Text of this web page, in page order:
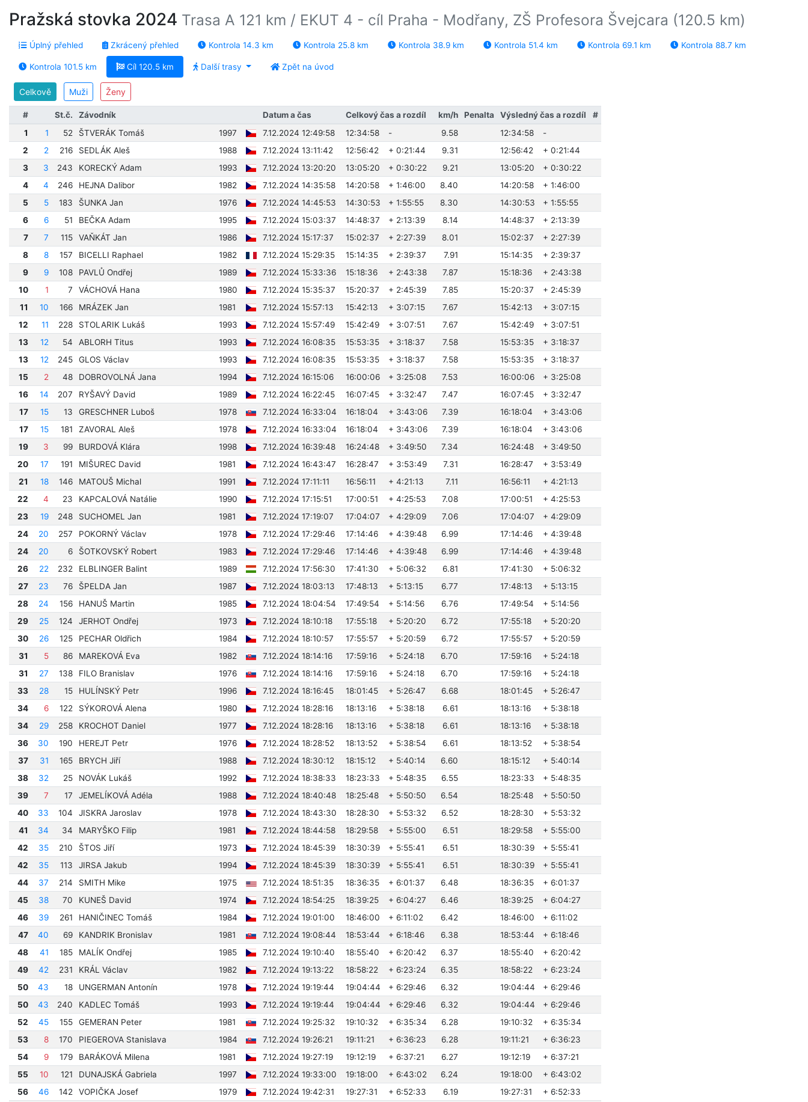
Pražská stovka 2024 Trasa A 121 km / EKUT 4 - cíl Praha - Modřany, ZŠ Profesora Švejcara (120.5 km)
Úplný přehled Zkrácený přehled Kontrola 14.3 km Kontrola 25.8 km Kontrola 38.9 km Kontrola 51.4 km Kontrola 69.1 km Kontrola 88.7 km
Kontrola 101.5 km Cíl 120.5 km Další trasy Zpět na úvod
Celkově Muži Ženy
# St.č. Závodník Datum a čas Celkový čas a rozdíl km/h Penalta Výsledný čas a rozdíl
#
1
1 52 ŠTVERÁK Tomáš 1997 7.12.2024 12:49:58 12:34:58 - 9.58 12:34:58
-
2
2 216 SEDLÁK Aleš 1988 7.12.2024 13:11:42 12:56:42 + 0:21:44 9.31 12:56:42
+ 0:21:44
3
3 243 KORECKÝ Adam 1993 7.12.2024 13:20:20 13:05:20 + 0:30:22 9.21 13:05:20
+ 0:30:22
4
4 246 HEJNA Dalibor 1982 7.12.2024 14:35:58 14:20:58 + 1:46:00 8.40 14:20:58
+ 1:46:00
5
5 183 ŠUNKA Jan 1976 7.12.2024 14:45:53 14:30:53 + 1:55:55 8.30 14:30:53
+ 1:55:55
6
6 51 BEČKA Adam 1995 7.12.2024 15:03:37 14:48:37 + 2:13:39 8.14 14:48:37
+ 2:13:39
7
7 115 VAŇKÁT Jan 1986 7.12.2024 15:17:37 15:02:37 + 2:27:39 8.01 15:02:37
+ 2:27:39
8
8 157 BICELLI Raphael 1982 7.12.2024 15:29:35 15:14:35 + 2:39:37 7.91 15:14:35
+ 2:39:37
9
9 108 PAVLŮ Ondřej 1989 7.12.2024 15:33:36 15:18:36 + 2:43:38 7.87 15:18:36
+ 2:43:38
10
1 7 VÁCHOVÁ Hana 1980 7.12.2024 15:35:37 15:20:37 + 2:45:39 7.85 15:20:37
+ 2:45:39
11
10 166 MRÁZEK Jan 1981 7.12.2024 15:57:13 15:42:13 + 3:07:15 7.67 15:42:13
+ 3:07:15
12
11 228 STOLARIK Lukáš 1993 7.12.2024 15:57:49 15:42:49 + 3:07:51 7.67 15:42:49
+ 3:07:51
13
12 54 ABLORH Titus 1993 7.12.2024 16:08:35 15:53:35 + 3:18:37 7.58 15:53:35
+ 3:18:37
13
12 245 GLOS Václav 1993 7.12.2024 16:08:35 15:53:35 + 3:18:37 7.58 15:53:35
+ 3:18:37
15
2 48 DOBROVOLNÁ Jana 1994 7.12.2024 16:15:06 16:00:06 + 3:25:08 7.53 16:00:06
+ 3:25:08
16
14 207 RYŠAVÝ David 1989 7.12.2024 16:22:45 16:07:45 + 3:32:47 7.47 16:07:45
+ 3:32:47
17
15 13 GRESCHNER Luboš 1978 7.12.2024 16:33:04 16:18:04 + 3:43:06 7.39 16:18:04
+ 3:43:06
17
15 181 ZAVORAL Aleš 1978 7.12.2024 16:33:04 16:18:04 + 3:43:06 7.39 16:18:04
+ 3:43:06
19
3 99 BURDOVÁ Klára 1998 7.12.2024 16:39:48 16:24:48 + 3:49:50 7.34 16:24:48
+ 3:49:50
20
17 191 MIŠUREC David 1981 7.12.2024 16:43:47 16:28:47 + 3:53:49 7.31 16:28:47
+ 3:53:49
21
18 146 MATOUŠ Michal 1991 7.12.2024 17:11:11 16:56:11 + 4:21:13 7.11 16:56:11
+ 4:21:13
22
4 23 KAPCALOVÁ Natálie 1990 7.12.2024 17:15:51 17:00:51 + 4:25:53 7.08 17:00:51
+ 4:25:53
23
19 248 SUCHOMEL Jan 1981 7.12.2024 17:19:07 17:04:07 + 4:29:09 7.06 17:04:07
+ 4:29:09
24
20 257 POKORNÝ Václav 1978 7.12.2024 17:29:46 17:14:46 + 4:39:48 6.99 17:14:46
+ 4:39:48
24
20 6 ŠOTKOVSKÝ Robert 1983 7.12.2024 17:29:46 17:14:46 + 4:39:48 6.99 17:14:46
+ 4:39:48
26
22 232 ELBLINGER Balint 1989 7.12.2024 17:56:30 17:41:30 + 5:06:32 6.81 17:41:30
+ 5:06:32
27
23 76 ŠPELDA Jan 1987 7.12.2024 18:03:13 17:48:13 + 5:13:15 6.77 17:48:13
+ 5:13:15
28
24 156 HANUŠ Martin 1985 7.12.2024 18:04:54 17:49:54 + 5:14:56 6.76 17:49:54
+ 5:14:56
29
25 124 JERHOT Ondřej 1973 7.12.2024 18:10:18 17:55:18 + 5:20:20 6.72 17:55:18
+ 5:20:20
30
26 125 PECHAR Oldřich 1984 7.12.2024 18:10:57 17:55:57 + 5:20:59 6.72 17:55:57
+ 5:20:59
31
5 86 MAREKOVÁ Eva 1982 7.12.2024 18:14:16 17:59:16 + 5:24:18 6.70 17:59:16
+ 5:24:18
31
27 138 FILO Branislav 1976 7.12.2024 18:14:16 17:59:16 + 5:24:18 6.70 17:59:16
+ 5:24:18
33
28 15 HULÍNSKÝ Petr 1996 7.12.2024 18:16:45 18:01:45 + 5:26:47 6.68 18:01:45
+ 5:26:47
34
6 122 SÝKOROVÁ Alena 1980 7.12.2024 18:28:16 18:13:16 + 5:38:18 6.61 18:13:16
+ 5:38:18
34
29 258 KROCHOT Daniel 1977 7.12.2024 18:28:16 18:13:16 + 5:38:18 6.61 18:13:16
+ 5:38:18
36
30 190 HEREJT Petr 1976 7.12.2024 18:28:52 18:13:52 + 5:38:54 6.61 18:13:52
+ 5:38:54
37
31 165 BRYCH Jiří 1988 7.12.2024 18:30:12 18:15:12 + 5:40:14 6.60 18:15:12
+ 5:40:14
38
32 25 NOVÁK Lukáš 1992 7.12.2024 18:38:33 18:23:33 + 5:48:35 6.55 18:23:33
+ 5:48:35
39
7 17 JEMELÍKOVÁ Adéla 1988 7.12.2024 18:40:48 18:25:48 + 5:50:50 6.54 18:25:48
+ 5:50:50
40
33 104 JISKRA Jaroslav 1978 7.12.2024 18:43:30 18:28:30 + 5:53:32 6.52 18:28:30
+ 5:53:32
41
34 34 MARYŠKO Filip 1981 7.12.2024 18:44:58 18:29:58 + 5:55:00 6.51 18:29:58
+ 5:55:00
42
35 210 ŠTOS Jiří 1973 7.12.2024 18:45:39 18:30:39 + 5:55:41 6.51 18:30:39
+ 5:55:41
42
35 113 JIRSA Jakub 1994 7.12.2024 18:45:39 18:30:39 + 5:55:41 6.51 18:30:39
+ 5:55:41
44
37 214 SMITH Mike 1975 7.12.2024 18:51:35 18:36:35 + 6:01:37 6.48 18:36:35
+ 6:01:37
45
38 70 KUNEŠ David 1974 7.12.2024 18:54:25 18:39:25 + 6:04:27 6.46 18:39:25
+ 6:04:27
46
39 261 HANIČINEC Tomáš 1984 7.12.2024 19:01:00 18:46:00 + 6:11:02 6.42 18:46:00
+ 6:11:02
47
40 69 KANDRIK Bronislav 1981 7.12.2024 19:08:44 18:53:44 + 6:18:46 6.38 18:53:44
+ 6:18:46
48
41 185 MALÍK Ondřej 1985 7.12.2024 19:10:40 18:55:40 + 6:20:42 6.37 18:55:40
+ 6:20:42
49
42 231 KRÁL Václav 1982 7.12.2024 19:13:22 18:58:22 + 6:23:24 6.35 18:58:22
+ 6:23:24
50
43 18 UNGERMAN Antonín 1978 7.12.2024 19:19:44 19:04:44 + 6:29:46 6.32 19:04:44
+ 6:29:46
50
43 240 KADLEC Tomáš 1993 7.12.2024 19:19:44 19:04:44 + 6:29:46 6.32 19:04:44
+ 6:29:46
52
45 155 GEMERAN Peter 1981 7.12.2024 19:25:32 19:10:32 + 6:35:34 6.28 19:10:32
+ 6:35:34
53
8 170 PIEGEROVA Stanislava 1984 7.12.2024 19:26:21 19:11:21 + 6:36:23 6.28 19:11:21
+ 6:36:23
54
9 179 BARÁKOVÁ Milena 1981 7.12.2024 19:27:19 19:12:19 + 6:37:21 6.27 19:12:19
+ 6:37:21
55
10 121 DUNAJSKÁ Gabriela 1997 7.12.2024 19:33:00 19:18:00 + 6:43:02 6.24 19:18:00
+ 6:43:02
56
46 142 VOPIČKA Josef 1979 7.12.2024 19:42:31 19:27:31 + 6:52:33 6.19 19:27:31
+ 6:52:33